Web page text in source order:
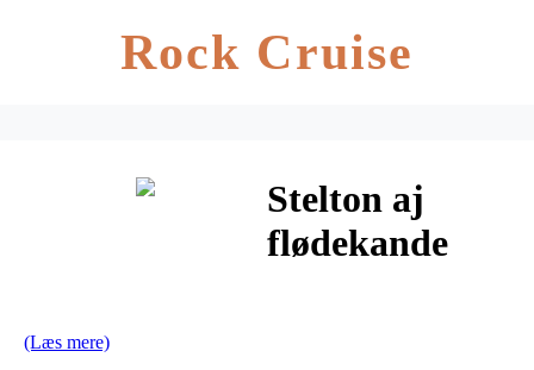
Rock Cruise
Stelton aj
flødekande
(Læs mere)